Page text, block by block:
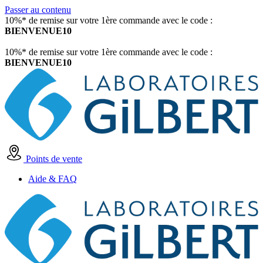
Passer au contenu
10%* de remise sur votre 1ère commande avec le code :
BIENVENUE10
10%* de remise sur votre 1ère commande avec le code :
BIENVENUE10
Points de vente
Aide & FAQ